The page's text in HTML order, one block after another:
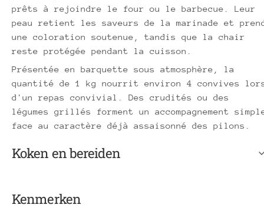
prêts à rejoindre le four ou le barbecue. Leur
peau retient les saveurs de la marinade et
une coloration soutenue, tandis que la chair
reste protégée pendant la cuisson.
Présentée en barquette sous atmosphère, la
quantité de 1 kg nourrit environ 4 convives
d'un repas convivial. Des crudités ou des
légumes grillés forment un accompagnement
face au caractère déjà assaisonné des pilons.
Koken en bereiden
Kenmerken